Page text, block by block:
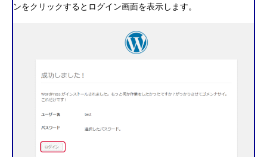
ンをクリックするとログイン画面を表示します。